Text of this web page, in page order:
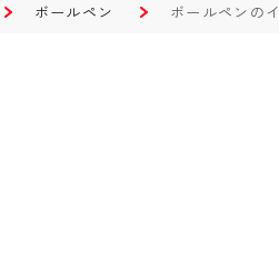
ボールペン ボールペンの